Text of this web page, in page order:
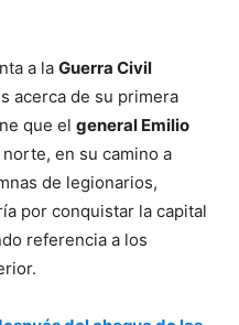
a la Guerra Civil
acerca de su primera
que el general Emilio
en su camino a
de legionarios,
por conquistar la capital
referencia a los